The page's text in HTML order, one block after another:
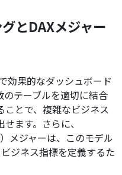
とDAXメジャー
効果的なダッシュボード
テーブルを適切に結合
ことで、複雑なビジネス
ます。さらに、
メジャーは、このモデル
ジネス指標を定義するた